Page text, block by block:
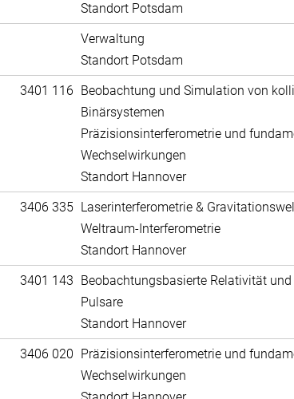
Standort Potsdam
Verwaltung
Standort Potsdam
3401 116 Beobachtung und Simulation von
Binärsystemen
Präzisionsinterferometrie und
Wechselwirkungen
Standort Hannover
3406 335 Laserinterferometrie &
Weltraum-Interferometrie
Standort Hannover
3401 143 Beobachtungsbasierte Relativität
Pulsare
Standort Hannover
3406 020 Präzisionsinterferometrie und
Wechselwirkungen